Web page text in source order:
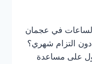
في عجمان
التزام شهري؟
على مساعدة